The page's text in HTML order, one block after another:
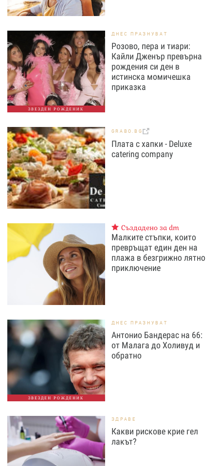
ЗВЕЗДЕН РОЖДЕНИК
ДНЕС ПРАЗНУВАТ
Розово, пера и тиари:
Кайли Дженър превърна
рождения си ден в
истинска момичешка
приказка
GRABO.BG
Плата с хапки - Deluxe
catering company
Създадено за dm
Малките стъпки, които
превръщат един ден на
плажа в безгрижно лятно
приключение
ЗВЕЗДЕН РОЖДЕНИК
ДНЕС ПРАЗНУВАТ
Антонио Бандерас на 66:
от Малага до Холивуд и
обратно
ЗДРАВЕ
Какви рискове крие гел
лакът?